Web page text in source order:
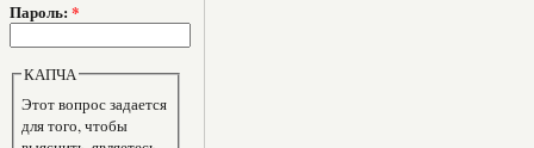
Пароль: *
КАПЧА
Этот вопрос задается
для того, чтобы